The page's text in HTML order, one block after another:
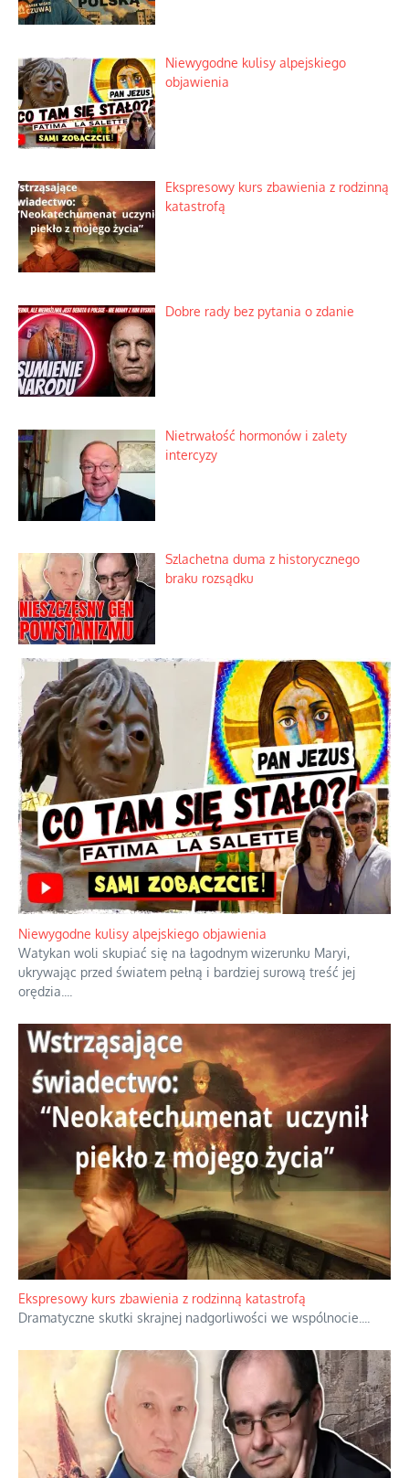
Niewygodne kulisy alpejskiego
objawienia
Ekspresowy kurs zbawienia z rodzinną
katastrofą
Dobre rady bez pytania o zdanie
Nietrwałość hormonów i zalety
intercyzy
Szlachetna duma z historycznego
braku rozsądku
Niewygodne kulisy alpejskiego objawienia
Watykan woli skupiać się na łagodnym wizerunku Maryi,
ukrywając przed światem pełną i bardziej surową treść jej
orędzia.
Ekspresowy kurs zbawienia z rodzinną katastrofą
Dramatyczne skutki skrajnej nadgorliwości we wspólnocie.